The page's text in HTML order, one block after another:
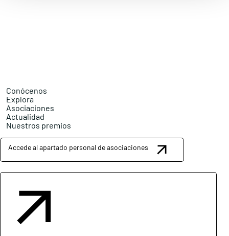
Conócenos
Explora
Asociaciones
Actualidad
Nuestros premios
Accede al apartado personal de asociaciones